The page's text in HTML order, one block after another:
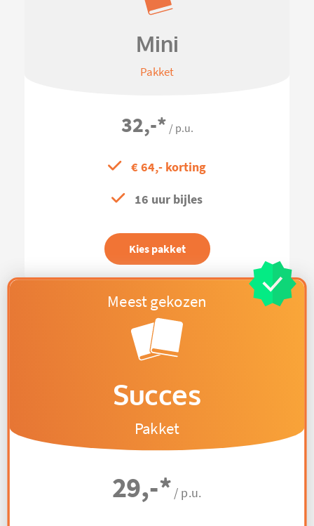
Mini
Pakket
32,-* / p.u.
€ 64,- korting
16 uur bijles
Kies pakket
Succes
Pakket
29,-* / p.u.